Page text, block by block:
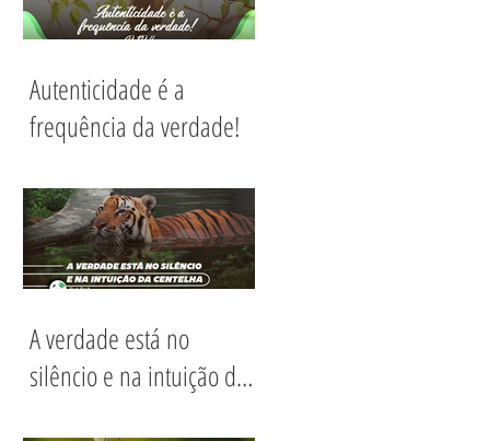
Autenticidade é a
frequência da verdade!
A verdade está no
silêncio e na intuição da